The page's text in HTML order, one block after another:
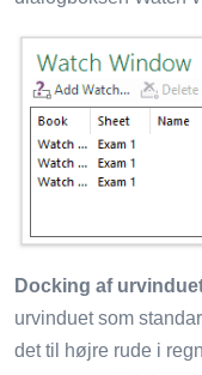
Docking af
urvinduet som
det til højre rude i